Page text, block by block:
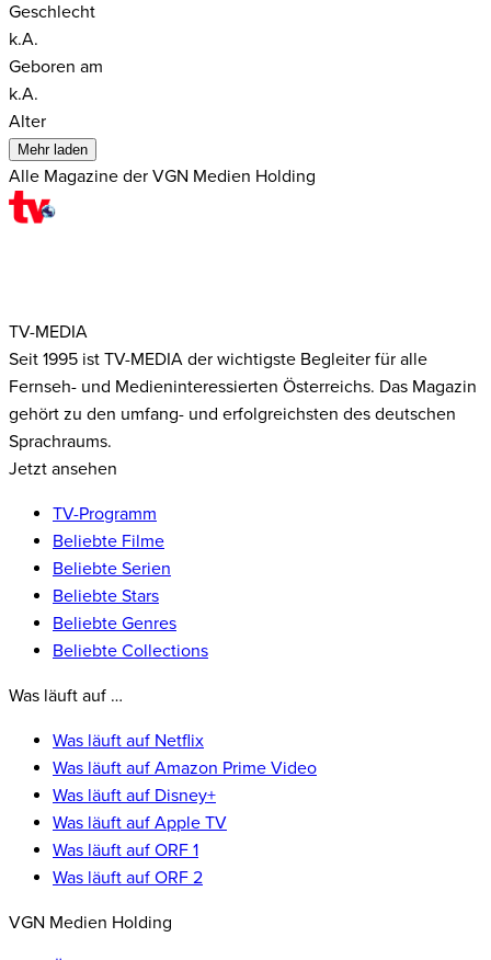
Geschlecht
k.A.
Geboren am
k.A.
Alter
Mehr laden
Alle Magazine der VGN Medien Holding
TV-MEDIA
Seit 1995 ist TV-MEDIA der wichtigste Begleiter für alle
Fernseh- und Medieninteressierten Österreichs. Das Magazin
gehört zu den umfang- und erfolgreichsten des deutschen
Sprachraums.
Jetzt ansehen
TV-Programm
Beliebte Filme
Beliebte Serien
Beliebte Stars
Beliebte Genres
Beliebte Collections
Was läuft auf …
Was läuft auf Netflix
Was läuft auf Amazon Prime Video
Was läuft auf Disney+
Was läuft auf Apple TV
Was läuft auf ORF 1
Was läuft auf ORF 2
VGN Medien Holding